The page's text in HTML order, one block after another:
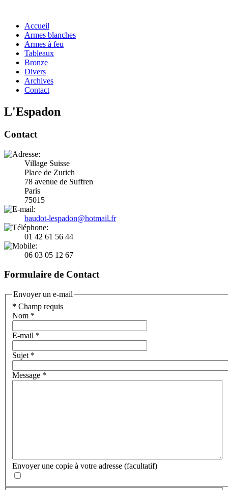
Accueil
Armes blanches
Armes à feu
Tableaux
Bronze
Divers
Archives
Contact
L'Espadon
Contact
Village Suisse
Place de Zurich
78 avenue de Suffren
Paris
75015
baudot-lespadon@hotmail.fr
01 42 61 56 44
06 03 05 12 67
Formulaire de Contact
Envoyer un e-mail
* Champ requis
Nom *
E-mail *
Sujet *
Message *
Envoyer une copie à votre adresse (facultatif)